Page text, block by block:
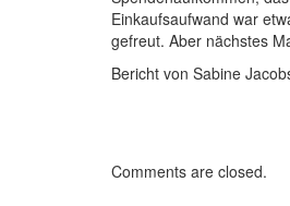
Einkaufsaufwand war
gefreut. Aber nächstes
Bericht von Sabine
Comments are closed.